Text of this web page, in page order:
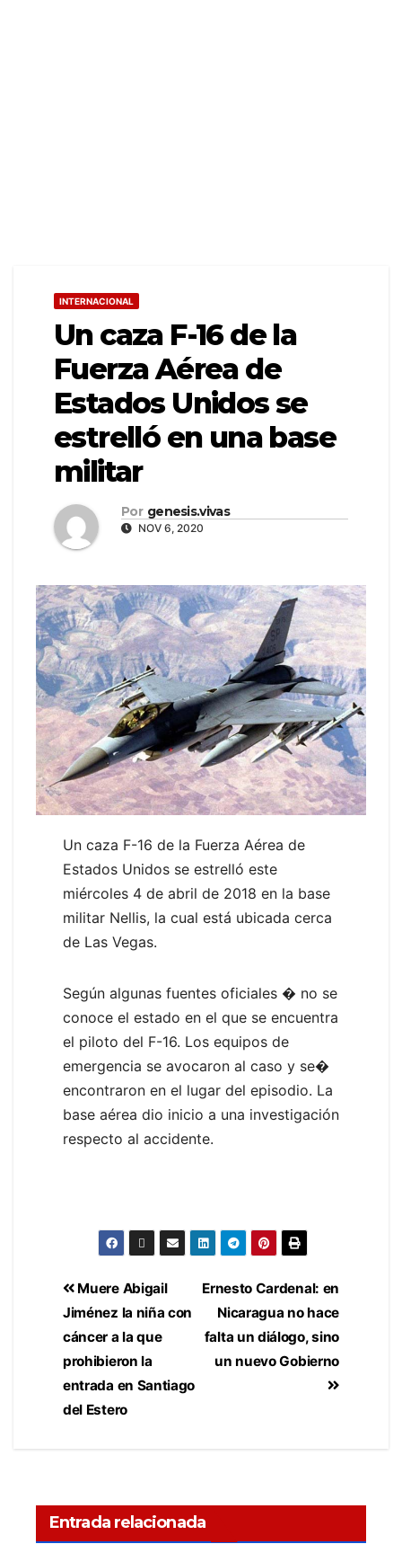
INTERNACIONAL
Un caza F-16 de la
Fuerza Aérea de
Estados Unidos se
estrelló en una base
militar
Por genesis.vivas
NOV 6, 2020
Un caza F-16 de la Fuerza Aérea de
Estados Unidos se estrelló este
miércoles 4 de abril de 2018 en la base
militar Nellis, la cual está ubicada cerca
de Las Vegas.
Según algunas fuentes oficiales � no se
conoce el estado en el que se encuentra
el piloto del F-16. Los equipos de
emergencia se avocaron al caso y se�
encontraron en el lugar del episodio. La
base aérea dio inicio a una investigación
respecto al accidente.
Ernesto Cardenal: en
Nicaragua no hace
falta un diálogo, sino
un nuevo Gobierno
Muere Abigail
Jiménez la niña con
cáncer a la que
prohibieron la
entrada en Santiago
del Estero
Entrada relacionada